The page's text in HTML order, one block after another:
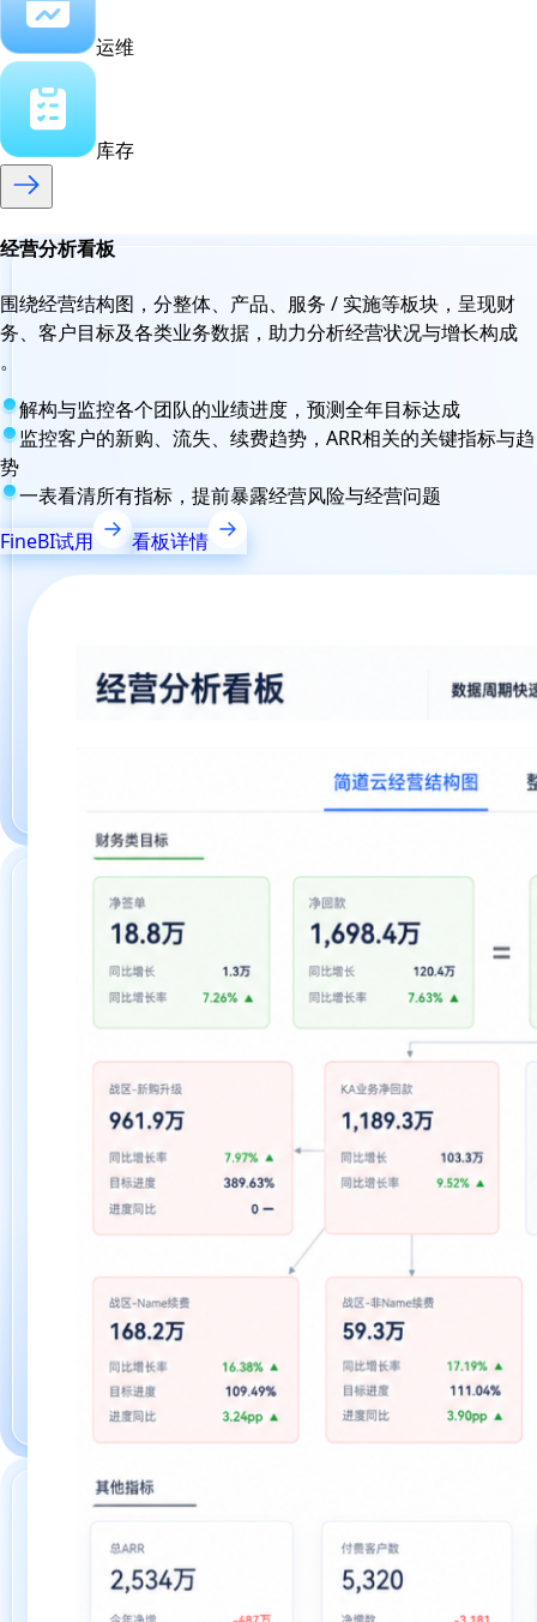
运维
库存
经营分析看板
围绕经营结构图，分整体、产品、服务 / 实施等板块，呈现财
务、客户目标及各类业务数据，助力分析经营状况与增长构成
。
解构与监控各个团队的业绩进度，预测全年目标达成
监控客户的新购、流失、续费趋势，ARR相关的关键指标与趋
势
一表看清所有指标，提前暴露经营风险与经营问题
FineBI试用
看板详情